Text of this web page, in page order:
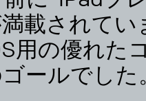
載されて
用の優れた
ールでした